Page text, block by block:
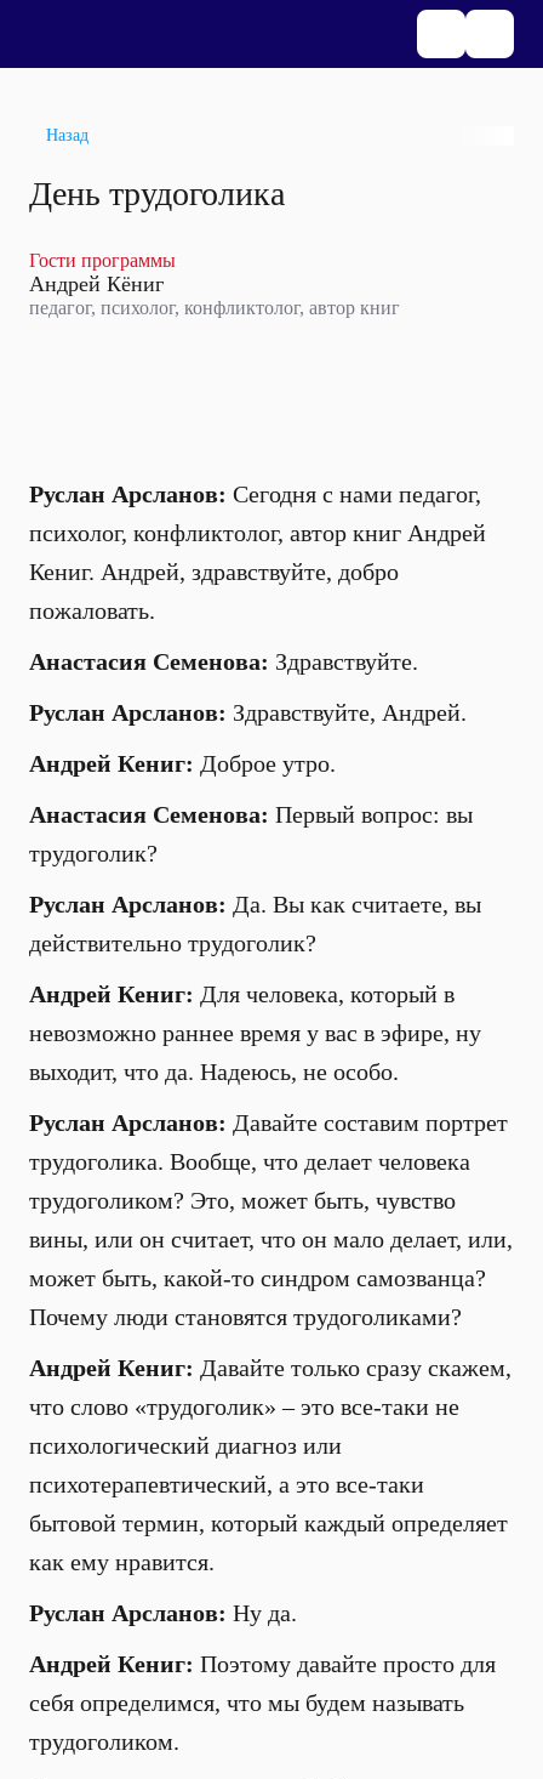
Назад
День трудоголика
Гости программы
Андрей Кёниг
педагог, психолог, конфликтолог, автор книг
Руслан Арсланов: Сегодня с нами педагог,
психолог, конфликтолог, автор книг Андрей
Кениг. Андрей, здравствуйте, добро
пожаловать.
Анастасия Семенова: Здравствуйте.
Руслан Арсланов: Здравствуйте, Андрей.
Андрей Кениг: Доброе утро.
Анастасия Семенова: Первый вопрос: вы
трудоголик?
Руслан Арсланов: Да. Вы как считаете, вы
действительно трудоголик?
Андрей Кениг: Для человека, который в
невозможно раннее время у вас в эфире, ну
выходит, что да. Надеюсь, не особо.
Руслан Арсланов: Давайте составим портрет
трудоголика. Вообще, что делает человека
трудоголиком? Это, может быть, чувство
вины, или он считает, что он мало делает, или,
может быть, какой-то синдром самозванца?
Почему люди становятся трудоголиками?
Андрей Кениг: Давайте только сразу скажем,
что слово «трудоголик» – это все-таки не
психологический диагноз или
психотерапевтический, а это все-таки
бытовой термин, который каждый определяет
как ему нравится.
Руслан Арсланов: Ну да.
Андрей Кениг: Поэтому давайте просто для
себя определимся, что мы будем называть
трудоголиком.